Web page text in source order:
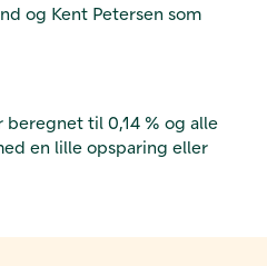
og Kent Petersen som
til 0,14 % og alle
en lille opsparing eller